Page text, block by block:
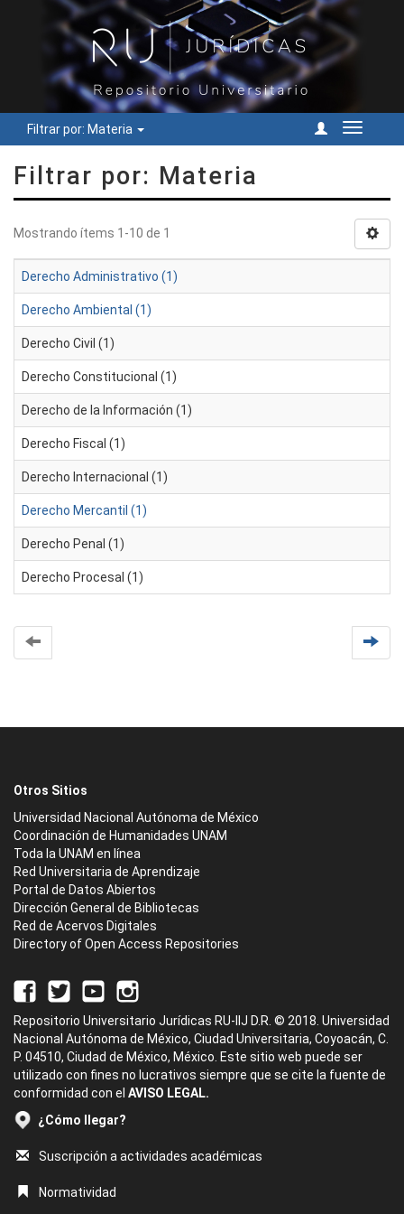
Filtrar por: Materia
Cambiar
Filtrar por: Materia
Mostrando ítems 1-10 de 1
Derecho Administrativo (1)
Derecho Ambiental (1)
Derecho Civil (1)
Derecho Constitucional (1)
Derecho de la Información (1)
Derecho Fiscal (1)
Derecho Internacional (1)
Derecho Mercantil (1)
Derecho Penal (1)
Derecho Procesal (1)
Otros Sitios
Universidad Nacional Autónoma de México
Coordinación de Humanidades UNAM
Toda la UNAM en línea
Red Universitaria de Aprendizaje
Portal de Datos Abiertos
Dirección General de Bibliotecas
Red de Acervos Digitales
Directory of Open Access Repositories
Repositorio Universitario Jurídicas RU-IIJ D.R. © 2018. Universidad
Nacional Autónoma de México, Ciudad Universitaria, Coyoacán, C.
P. 04510, Ciudad de México, México. Este sitio web puede ser
utilizado con fines no lucrativos siempre que se cite la fuente de
conformidad con el AVISO LEGAL.
¿Cómo llegar?
Suscripción a actividades académicas
Normatividad